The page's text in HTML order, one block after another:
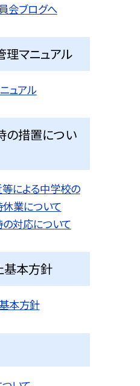
会ブログへ
マニュアル
ュアル
の措置につい
による中学校の
休業について
対応について
基本方針
本方針